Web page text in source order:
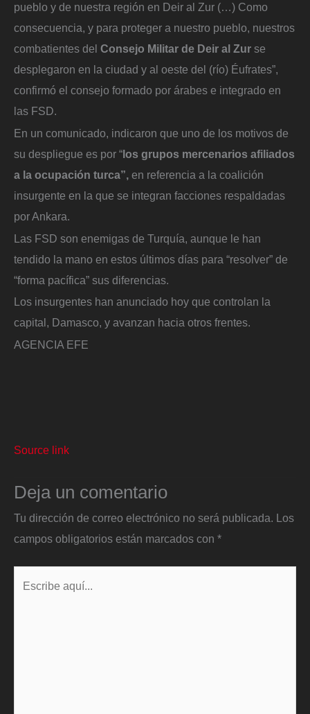
pueblo y de nuestra región en Deir al Zur (…) Como
consecuencia, y para proteger a nuestro pueblo, nuestros
combatientes del Consejo Militar de Deir al Zur se
desplegaron en la ciudad y al oeste del (río) Éufrates”,
confirmó el consejo formado por árabes e integrado en
las FSD.
En un comunicado, indicaron que uno de los motivos de
su despliegue es por “los grupos mercenarios afiliados
a la ocupación turca”, en referencia a la coalición
insurgente en la que se integran facciones respaldadas
por Ankara.
Las FSD son enemigas de Turquía, aunque le han
tendido la mano en estos últimos días para “resolver” de
“forma pacífica” sus diferencias.
Los insurgentes han anunciado hoy que controlan la
capital, Damasco, y avanzan hacia otros frentes.
AGENCIA EFE
Source link
Deja un comentario
Tu dirección de correo electrónico no será publicada. Los
campos obligatorios están marcados con *